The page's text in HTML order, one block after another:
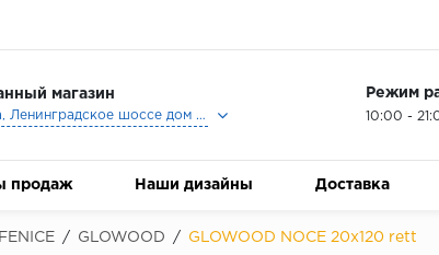
магазин
Москва, Ленинградское шоссе дом 25, Торговый Центр Family Room, 2-ой этаж, Магазин Керамический Бум.
Режим
10:00 -
продаж Наши дизайны Доставка
/ GLOWOOD / GLOWOOD NOCE 20x120 rett